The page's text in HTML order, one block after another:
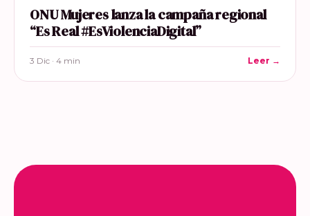
ONU Mujeres lanza la campaña regional
“Es Real #EsViolenciaDigital”
3 Dic · 4 min Leer →